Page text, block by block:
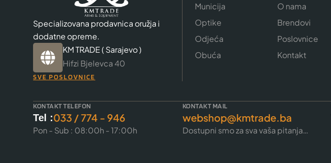
Specializovana prodavnica oružja i
dodatne opreme.
KM TRADE ( Sarajevo )
Hifzi Bjelevca 40
SVE POSLOVNICE
Municija
Optike
Odjeća
Obuća
O nama
Brendovi
Poslovnice
Kontakt
KONTAKT TELEFON
Tel :033 / 774 - 946
Pon - Sub : 08:00h - 17:00h
KONTAKT MAIL
webshop@kmtrade.ba
Dostupni smo za sva vaša pitanja…